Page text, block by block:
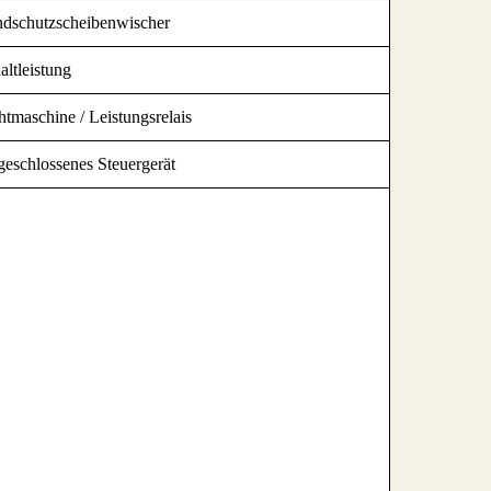
/ Leistungsrelais
Steuergerät